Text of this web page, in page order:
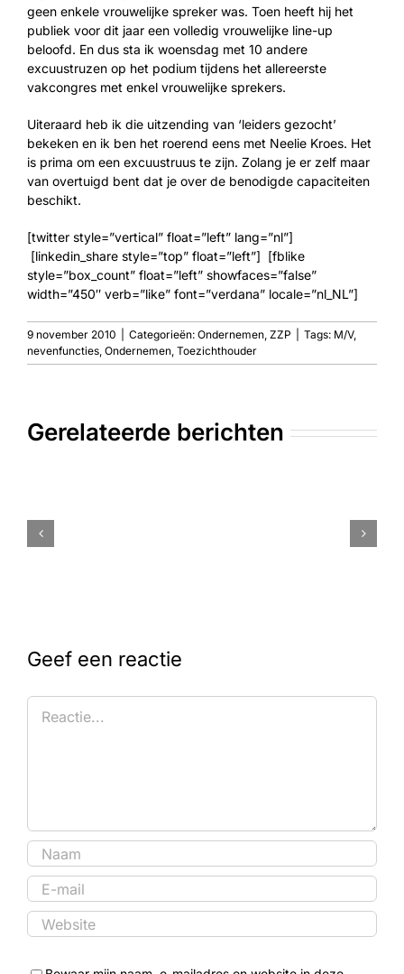
geen enkele vrouwelijke spreker was. Toen heeft hij het
publiek voor dit jaar een volledig vrouwelijke line-up
beloofd. En dus sta ik woensdag met 10 andere
excuustruzen op het podium tijdens het allereerste
vakcongres met enkel vrouwelijke sprekers.
Uiteraard heb ik die uitzending van ‘leiders gezocht’
bekeken en ik ben het roerend eens met Neelie Kroes. Het
is prima om een excuustruus te zijn. Zolang je er zelf maar
van overtuigd bent dat je over de benodigde capaciteiten
beschikt.
[twitter style=”vertical” float=”left” lang=”nl”]
[linkedin_share style=”top” float=”left”] [fblike
style=”box_count” float=”left” showfaces=”false”
width=”450″ verb=”like” font=”verdana” locale=”nl_NL”]
9 november 2010 Categorieën: Ondernemen, ZZP Tags: M/V,
nevenfuncties, Ondernemen, Toezichthouder
Gerelateerde berichten
Geef een reactie
Reactie